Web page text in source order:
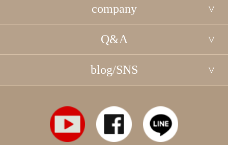
company
Q&A
blog/SNS